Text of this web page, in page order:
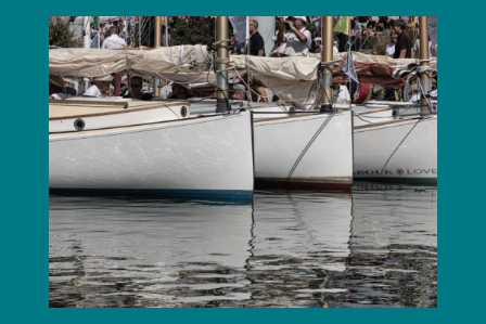
PRÉPAREZ VOTRE ESCALE
TARIFS
ACTUALITÉS
FAQ
CONTACT & ACCÈS
MÉTÉO